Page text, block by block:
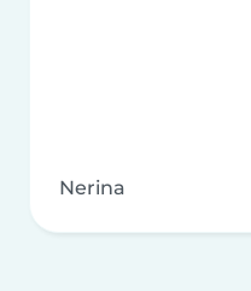
Nerina